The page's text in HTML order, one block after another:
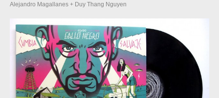
Alejandro Magallanes + Duy Thang Nguyen